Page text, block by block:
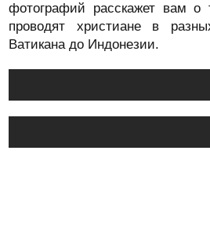
фотографий расскажет вам о
проводят христиане в
Ватикана до Индонезии.